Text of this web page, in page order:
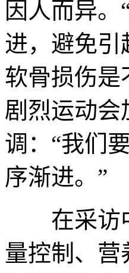
因人而异
进，避免
软骨损伤是
剧烈运动会
调：“我们
序渐进。”
在采访中
量控制、营